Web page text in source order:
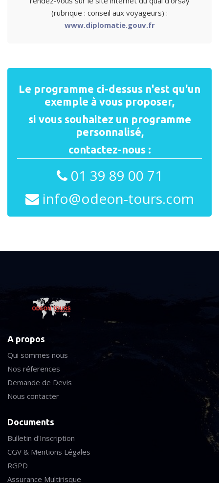
(rubrique : conseil aux voyageurs) :
www.diplomatie.gouv.fr
Le programme ci-dessus n'est qu'un
exemple à vous proposer,
si vous souhaitez un programme
personnalisé,
contactez-nous :
01 39 89 00 71
info@odeon-tours.com
A propos
Qui sommes nous
Nos réferences
Demande de Devis
Nous contacter
Documents
Bulletin d'Inscription
CGV & Mentions Légales
RGPD
Assurance Multirisque